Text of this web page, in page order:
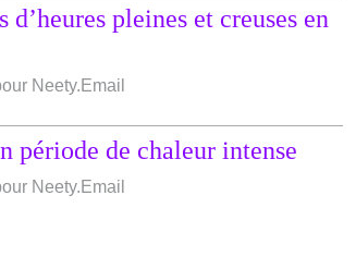
pleines et creuses en
Neety.Email
période de chaleur intense
Neety.Email